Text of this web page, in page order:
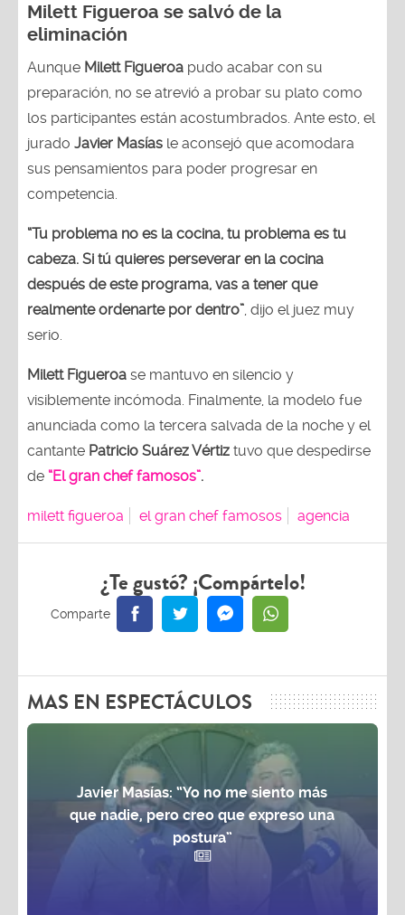
Milett Figueroa se salvó de la
eliminación
Aunque Milett Figueroa pudo acabar con su
preparación, no se atrevió a probar su plato como
los participantes están acostumbrados. Ante esto, el
jurado Javier Masías le aconsejó que acomodara
sus pensamientos para poder progresar en
competencia.
“Tu problema no es la cocina, tu problema es tu
cabeza. Si tú quieres perseverar en la cocina
después de este programa, vas a tener que
realmente ordenarte por dentro” , dijo el juez muy
serio.
Milett Figueroa se mantuvo en silencio y
visiblemente incómoda. Finalmente, la modelo fue
anunciada como la tercera salvada de la noche y el
cantante Patricio Suárez Vértiz tuvo que despedirse
de “El gran chef famosos”.
milett figueroa el gran chef famosos agencia
¿Te gustó? ¡Compártelo!
MAS EN ESPECTÁCULOS
Javier Masías: “Yo no me siento más
que nadie, pero creo que expreso una
postura”